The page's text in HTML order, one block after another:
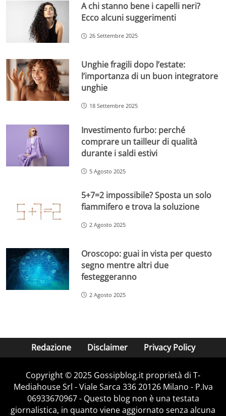
A chi stanno bene i capelli neri?
Ecco alcuni suggerimenti
26 Settembre 2025
Unghie fragili dopo l’estate:
l’importanza di un buon integratore
unghie
18 Settembre 2025
Investimento furbo: perché
comprare un tailleur di qualità
durante i saldi estivi
5 Agosto 2025
5+7=2 impossibile? Sposta un solo
fiammifero e trova la soluzione
2 Agosto 2025
Oroscopo: guai in vista per questo
segno mentre altri due
festeggeranno
2 Agosto 2025
Redazione Disclaimer Privacy Policy
Copyright © 2025 Gossipblog.it proprietà di T-
Mediahouse Srl - Viale Sarca 336 20126 Milano - P.Iva
06933670967 - Questo blog non è una testata
giornalistica, in quanto viene aggiornato senza alcuna